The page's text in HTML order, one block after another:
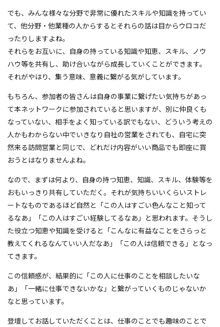
でも、みんな様々な分野で非常に優れたスキルや知識を持ってい
て、他分野・他業種の人からするとそれらの話は目からウロコだ
ったりしますよね。
それらをお互いに、自身の持っている知識や知恵、スキル、ノウ
ハウ等を共有し、助け合いながら成長していくことができます。
それがやはり、集う意味、意義に繋がる気がしています。
もちろん、参加者の皆さんは自身の事業に繋げたい気持ちがあっ
て本ネットワークに参加されていると思いますが、別に仲良くも
なっていない、相手をよく知っている訳でもない、どういう考えの
人かもわからない中でいきなり自社の営業をされても、自宅に突
然来る訪問営業と同じで、どれだけ内容がいい商品でも即座に買
おうとはなりませんよね。
なので、まずは何より、自身の持つ知恵、知識、スキル、体験等を
おもいっきり共有していただく。それが気持ちいいくらいストレ
ートなものであるほど自然と「この人はすごい色んなこと知って
るなあ」「この人はすごい経験してるなあ」と思われます。そうし
た役立つ知恵や知識を受けると「こんなに有益なことをさらっと
教えてくれるなんていい人だなあ」「この人は信頼できる」となっ
てきます。
この信頼感が、結果的に「この人に仕事のことを相談したいな
あ」「一緒に仕事できないかな」と繋がっていくものじゃないか
なと思っています。
登壇してお話していただくことは、仕事のことでも趣味のことで